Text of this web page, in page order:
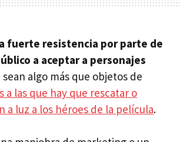
fuerte resistencia por parte de
a aceptar a personajes
sean algo más que objetos de
a las que hay que rescatar o
a luz a los héroes de la película.